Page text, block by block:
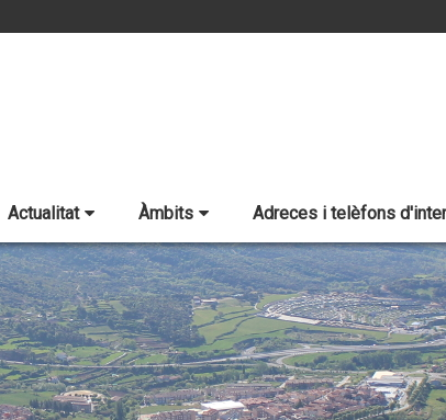
Actualitat Àmbits Adreces i telèfons